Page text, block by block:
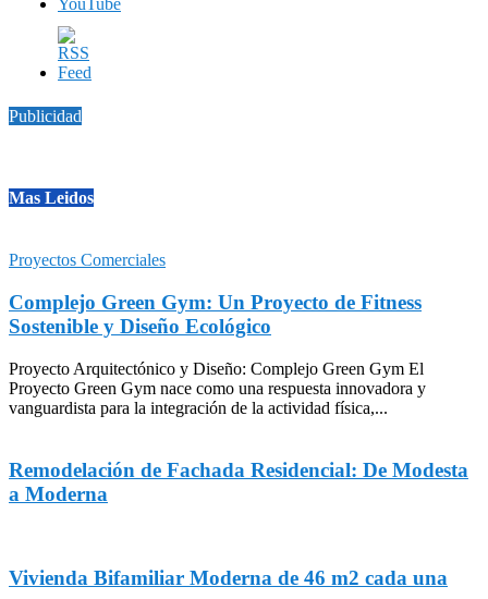
Publicidad
Mas Leidos
Proyectos Comerciales
Complejo Green Gym: Un Proyecto de Fitness
Sostenible y Diseño Ecológico
Proyecto Arquitectónico y Diseño: Complejo Green Gym El
Proyecto Green Gym nace como una respuesta innovadora y
vanguardista para la integración de la actividad física,...
Remodelación de Fachada Residencial: De Modesta
a Moderna
Vivienda Bifamiliar Moderna de 46 m2 cada una